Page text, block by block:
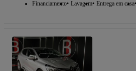
Financiamento Lavagem Entrega em casa